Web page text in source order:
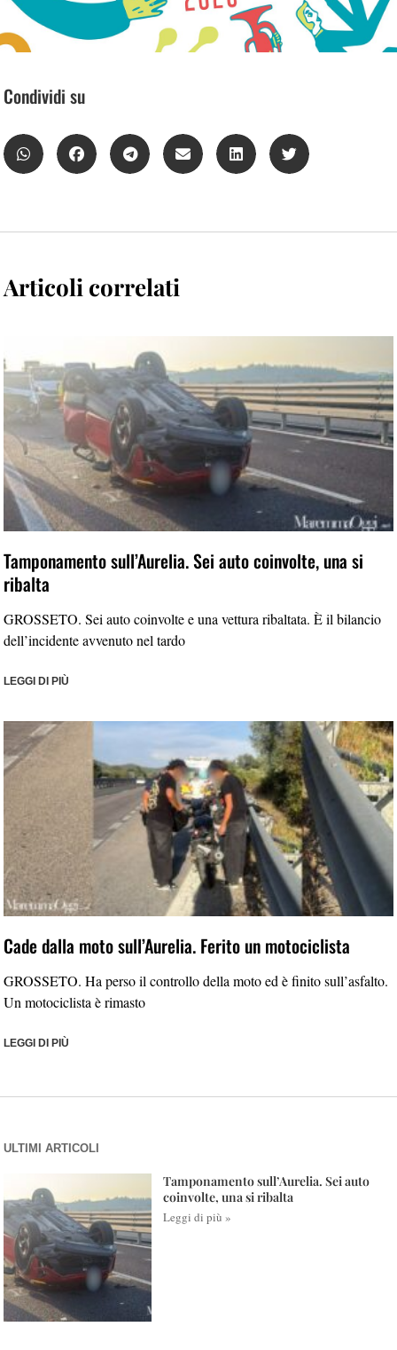
Condividi su
Articoli correlati
Tamponamento sull’Aurelia. Sei auto coinvolte, una si
ribalta
GROSSETO. Sei auto coinvolte e una vettura ribaltata. È il bilancio
dell’incidente avvenuto nel tardo
LEGGI DI PIÙ
Cade dalla moto sull’Aurelia. Ferito un motociclista
GROSSETO. Ha perso il controllo della moto ed è finito sull’asfalto.
Un motociclista è rimasto
LEGGI DI PIÙ
ULTIMI ARTICOLI
Tamponamento sull’Aurelia. Sei auto
coinvolte, una si ribalta
Leggi di più »